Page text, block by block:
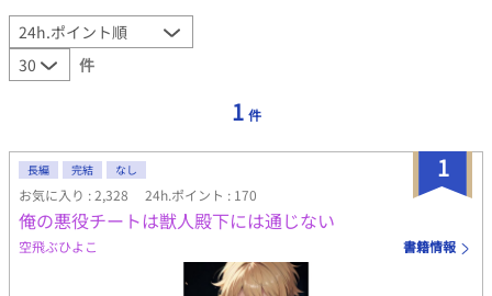
件
1 件
1
長編 完結 なし
お気に入り : 2,328 24h.ポイント : 170
俺の悪役チートは獣人殿下には通じない
空飛ぶひよこ 書籍情報